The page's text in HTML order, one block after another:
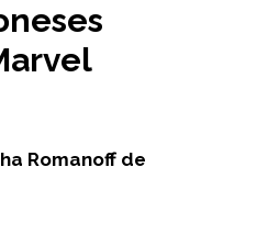
Romanoff de